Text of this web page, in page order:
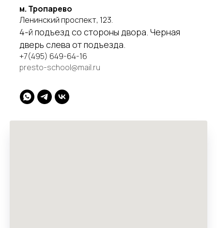
м. Тропарево
Ленинский проспект, 123.
4-й подъезд со стороны двора. Черная
дверь слева от подъезда.
+7(495) 649-64-16
presto-school@mail.ru